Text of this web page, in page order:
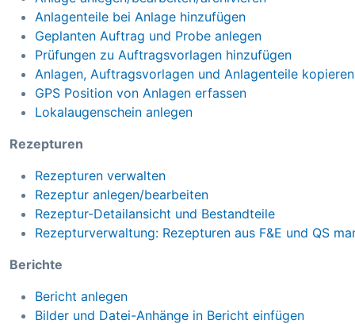
Anlagenteile bei Anlage hinzufügen
Geplanten Auftrag und Probe anlegen
Prüfungen zu Auftragsvorlagen hinzufügen
Anlagen, Auftragsvorlagen und Anlagenteile kopieren
GPS Position von Anlagen erfassen
Lokalaugenschein anlegen
Rezepturen
Rezepturen verwalten
Rezeptur anlegen/bearbeiten
Rezeptur-Detailansicht und Bestandteile
Rezepturverwaltung: Rezepturen aus F&E und QS
Berichte
Bericht anlegen
Bilder und Datei-Anhänge in Bericht einfügen